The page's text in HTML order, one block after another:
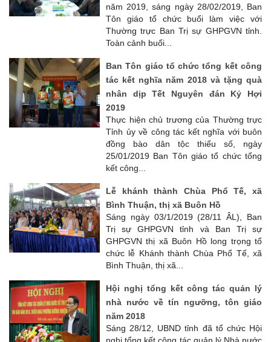
năm 2019, sáng ngày 28/02/2019, Ban
Tôn giáo tổ chức buổi làm việc với
Thường trực Ban Trị sự GHPGVN tỉnh.
Toàn cảnh buổi...
Ban Tôn giáo tổ chức tổng kết công
tác kết nghĩa năm 2018 và tặng quà
nhân dịp Tết Nguyên đán Kỷ Hợi
2019
Thực hiện chủ trương của Thường trực
Tỉnh ủy về công tác kết nghĩa với buôn
đồng bào dân tộc thiểu số, ngày
25/01/2019 Ban Tôn giáo tổ chức tổng
kết công...
Lễ khánh thành Chùa Phổ Tế, xã
Bình Thuận, thị xã Buôn Hồ
Sáng ngày 03/1/2019 (28/11 ÂL), Ban
Trị sự GHPGVN tỉnh và Ban Trị sự
GHPGVN thị xã Buôn Hồ long trọng tổ
chức lễ Khánh thành Chùa Phổ Tế, xã
Bình Thuận, thị xã...
Hội nghị tổng kết công tác quản lý
nhà nước về tín ngưỡng, tôn giáo
năm 2018
Sáng 28/12, UBND tỉnh đã tổ chức Hội
nghị tổng kết công tác quản lý Nhà nước